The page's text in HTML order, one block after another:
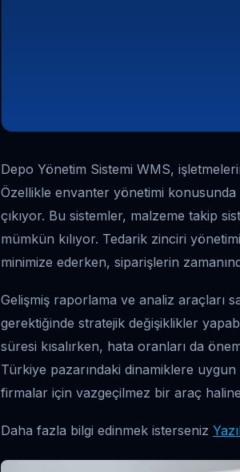
Depo Yönetim Sistemi WMS,
Özellikle envanter yönetimi konusunda
çıkıyor. Bu sistemler, malzeme takip
mümkün kılıyor. Tedarik zinciri
minimize ederken, siparişlerin
Gelişmiş raporlama ve analiz araçları
gerektiğinde stratejik değişiklikler
süresi kısalırken, hata oranları da
Türkiye pazarındaki dinamiklere
firmalar için vazgeçilmez bir araç
Daha fazla bilgi edinmek isterseniz